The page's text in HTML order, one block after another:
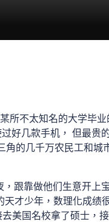
所不太知名的大学毕
好几款手机， 但最贵
角的几千万农民工和城
跟靠做他们生意开上
才少年，数理化成绩
美国名校拿了硕士，